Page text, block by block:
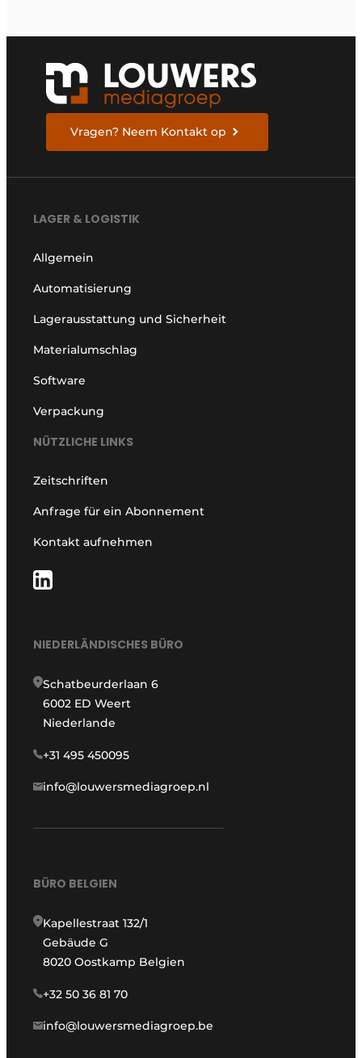
Vragen? Neem Kontakt op
LAGER & LOGISTIK
Allgemein
Automatisierung
Lagerausstattung und Sicherheit
Materialumschlag
Software
Verpackung
NÜTZLICHE LINKS
Zeitschriften
Anfrage für ein Abonnement
Kontakt aufnehmen
NIEDERLÄNDISCHES BÜRO
Schatbeurderlaan 6
6002 ED Weert
Niederlande
+31 495 450095
info@louwersmediagroep.nl
BÜRO BELGIEN
Kapellestraat 132/1
Gebäude G
8020 Oostkamp Belgien
+32 50 36 81 70
info@louwersmediagroep.be